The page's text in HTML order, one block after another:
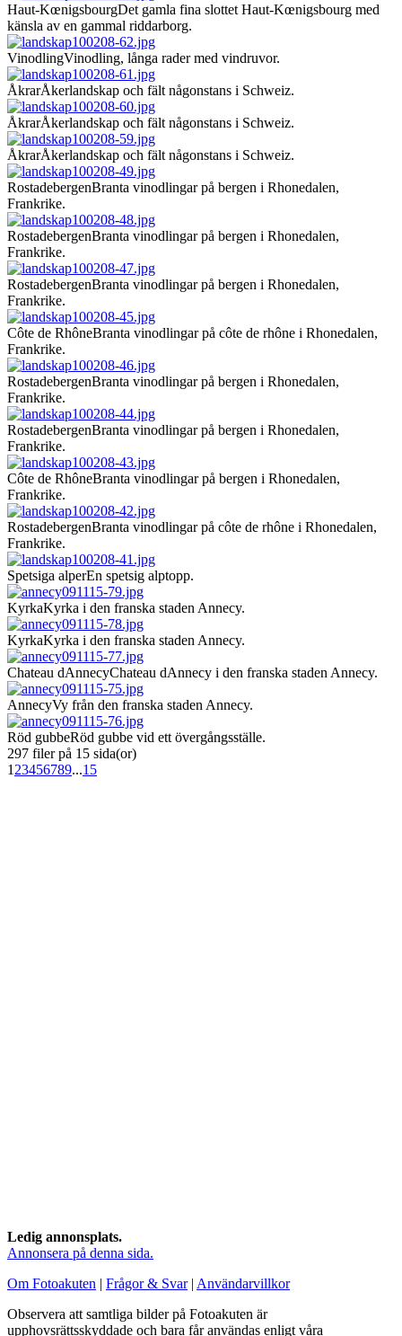
Haut-KœnigsbourgDet gamla fina slottet Haut-Kœnigsbourg med
känsla av en gammal riddarborg.
VinodlingVinodling, långa rader med vindruvor.
ÅkrarÅkerlandskap och fält någonstans i Schweiz.
ÅkrarÅkerlandskap och fält någonstans i Schweiz.
ÅkrarÅkerlandskap och fält någonstans i Schweiz.
RostadebergenBranta vinodlingar på bergen i Rhonedalen,
Frankrike.
RostadebergenBranta vinodlingar på bergen i Rhonedalen,
Frankrike.
RostadebergenBranta vinodlingar på bergen i Rhonedalen,
Frankrike.
Côte de RhôneBranta vinodlingar på côte de rhône i Rhonedalen,
Frankrike.
RostadebergenBranta vinodlingar på bergen i Rhonedalen,
Frankrike.
RostadebergenBranta vinodlingar på bergen i Rhonedalen,
Frankrike.
Côte de RhôneBranta vinodlingar på bergen i Rhonedalen,
Frankrike.
RostadebergenBranta vinodlingar på côte de rhône i Rhonedalen,
Frankrike.
Spetsiga alperEn spetsig alptopp.
KyrkaKyrka i den franska staden Annecy.
KyrkaKyrka i den franska staden Annecy.
Chateau dAnnecyChateau dAnnecy i den franska staden Annecy.
AnnecyVy från den franska staden Annecy.
Röd gubbeRöd gubbe vid ett övergångsställe.
297 filer på 15 sida(or)
1 23456789...15
Ledig annonsplats.
Annonsera på denna sida.
Om Fotoakuten | Frågor & Svar| Användarvillkor
Observera att samtliga bilder på Fotoakuten är
upphovsrättsskyddade och bara får användas enligt våra